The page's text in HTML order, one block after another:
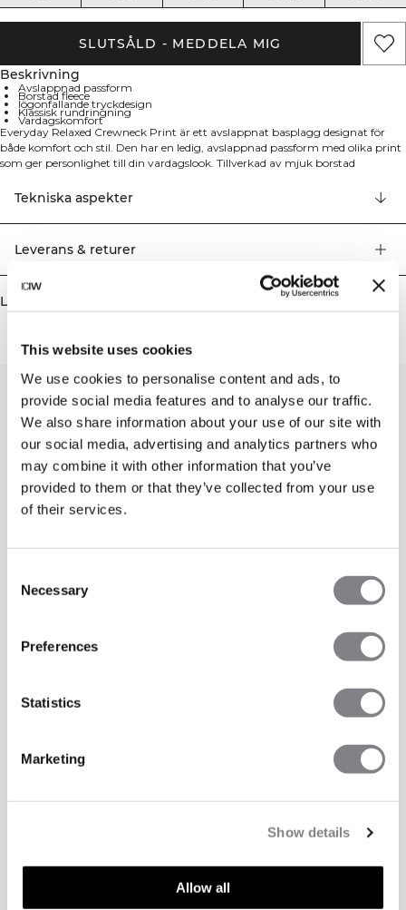
This website uses cookies
We use cookies to personalise content and ads, to
provide social media features and to analyse our traffic.
We also share information about your use of our site with
our social media, advertising and analytics partners who
may combine it with other information that you’ve
provided to them or that they’ve collected from your use
of their services.
Selection
Necessary
Preferences
Statistics
Marketing
Show details
Allow all
SLUTSÅLD - MEDDELA MIG
Beskrivning
Avslappnad passform
Borstad fleece
Iögonfallande tryckdesign
Klassisk rundringning
Vardagskomfort
Everyday Relaxed Crewneck Print är ett avslappnat basplagg designat för
både komfort och stil. Den har en ledig, avslappnad passform med olika print
som ger personlighet till din vardagslook. Tillverkad av mjuk borstad
mångsidig för både lager-på-lager eller att bära för sig själv.
Tekniska aspekter
Leverans & returer
Liknande produkter